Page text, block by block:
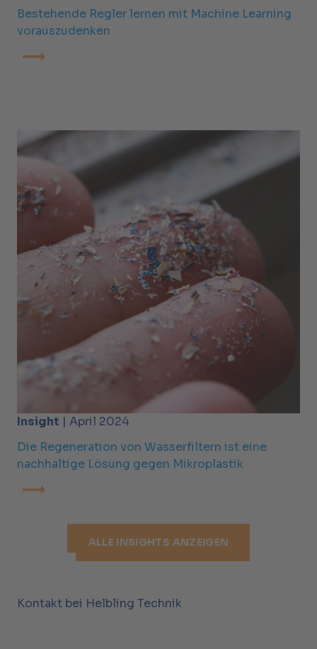
Bestehende Regler lernen mit Machine Learning
vorauszudenken
Insight | April 2024
Die Regeneration von Wasserfiltern ist eine
nachhaltige Lösung gegen Mikroplastik
ALLE INSIGHTS ANZEIGEN
Kontakt bei Helbling Technik